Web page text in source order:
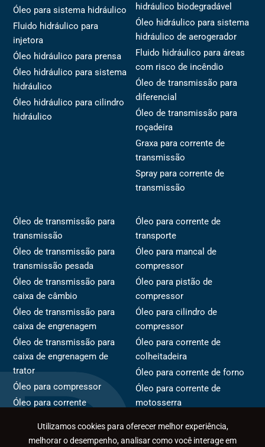
Óleo para sistema hidráulico
Fluido hidráulico para
injetora
Óleo hidráulico para prensa
Óleo hidráulico para sistema
hidráulico
Óleo hidráulico para cilindro
hidráulico
hidráulico biodegradável
Óleo hidráulico para sistema
hidráulico de aerogerador
Fluido hidráulico para áreas
com risco de incêndio
Óleo de transmissão para
diferencial
Óleo de transmissão para
roçadeira
Graxa para corrente de
transmissão
Spray para corrente de
transmissão
Óleo de transmissão para
transmissão
Óleo de transmissão para
transmissão pesada
Óleo de transmissão para
caixa de câmbio
Óleo de transmissão para
caixa de engrenagem
Óleo de transmissão para
caixa de engrenagem de
trator
Óleo para compressor
Óleo para corrente
compressor
Óleo para corrente de
transporte
Óleo para mancal de
compressor
Óleo para pistão de
compressor
Óleo para cilindro de
compressor
Óleo para corrente de
colheitadeira
Óleo para corrente de forno
Óleo para corrente de
motosserra
transportador
Utilizamos cookies para oferecer melhor experiência,
melhorar o desempenho, analisar como você interage em